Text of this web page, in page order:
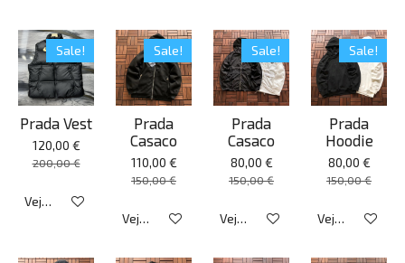
Sale!
Prada Vest
120,00 €
200,00 €
Veja detalhes
Sale!
Prada
Casaco
110,00 €
150,00 €
Veja detalhes
Sale!
Prada
Casaco
80,00 €
150,00 €
Veja detalhes
Sale!
Prada
Hoodie
80,00 €
150,00 €
Veja detalhes